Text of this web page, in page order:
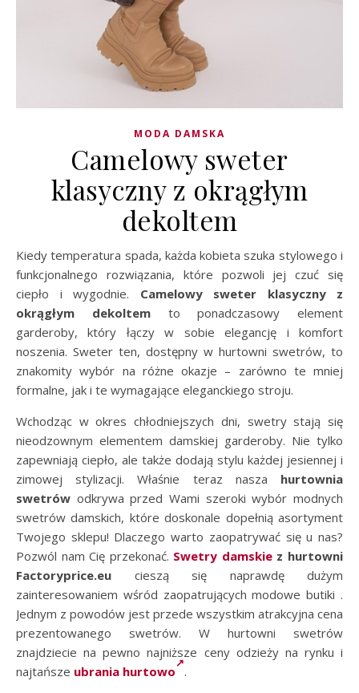
MODA DAMSKA
Camelowy sweter
klasyczny z okrągłym
dekoltem
Kiedy temperatura spada, każda kobieta szuka stylowego i
funkcjonalnego rozwiązania, które pozwoli jej czuć się
ciepło i wygodnie. Camelowy sweter klasyczny z
okrągłym dekoltemto ponadczasowy element
garderoby, który łączy w sobie elegancję i komfort
noszenia. Sweter ten, dostępny w hurtowni swetrów, to
znakomity wybór na różne okazje – zarówno te mniej
formalne, jak i te wymagające eleganckiego stroju.
Wchodząc w okres chłodniejszych dni, swetry stają się
nieodzownym elementem damskiej garderoby. Nie tylko
zapewniają ciepło, ale także dodają stylu każdej jesiennej i
zimowej stylizacji. Właśnie teraz nasza hurtownia
swetrów odkrywa przed Wami szeroki wybór modnych
swetrów damskich, które doskonale dopełnią asortyment
Twojego sklepu! Dlaczego warto zaopatrywać się u nas?
Pozwól nam Cię przekonać. Swetry damskiez hurtowni
Factoryprice.eu cieszą się naprawdę dużym
zainteresowaniem wśród zaopatrujących modowe butiki .
Jednym z powodów jest przede wszystkim atrakcyjna cena
prezentowanego swetrów. W hurtowni swetrów
znajdziecie na pewno najniższe ceny odzieży na rynku i
najtańsze ubrania hurtowo .